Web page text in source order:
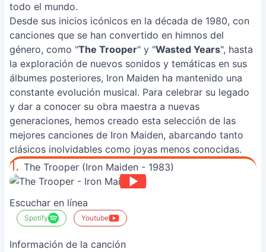
todo el mundo.
Desde sus inicios icónicos en la década de 1980, con
canciones que se han convertido en himnos del
género, como "The Trooper" y "Wasted Years", hasta
la exploración de nuevos sonidos y temáticas en sus
álbumes posteriores, Iron Maiden ha mantenido una
constante evolución musical. Para celebrar su legado
y dar a conocer su obra maestra a nuevas
generaciones, hemos creado esta selección de las
mejores canciones de Iron Maiden, abarcando tanto
clásicos inolvidables como joyas menos conocidas.
1. The Trooper (Iron Maiden - 1983)
Escuchar en línea
Spotify Youtube
Información de la canción